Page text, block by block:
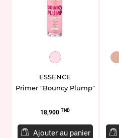
ET954235
ESSENCE
Primer "Bouncy Plump"
Prix
18,900 TND
Ajouter au panier